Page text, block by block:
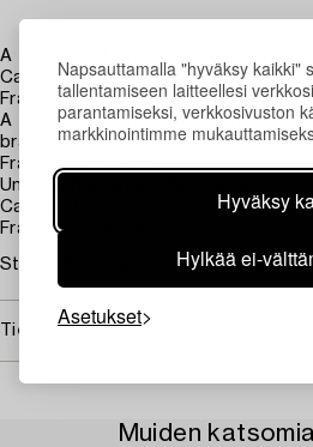
Napsauttamalla "hyväksy kaikki"
tallentamiseen laitteellesi
parantamiseksi, verkkosivuston
markkinointimme
Hyväksy
Hylkää ei-
Asetukset
A follower of Zhao Shao'ang (1905-
Calligraphy and two seals in red.
Frame 43 x 43 cm.
A follower of Zhao Shao'ang (1905-
branch. Calligraphy and two seals in
Frame 43 x 43 cm.
Unidentified artist, Two fluttering
Calligraphy and one seal in red.
Frame 52 x 42 cm.
Stains. Not examined out of frames.
Tietoa ostamisesta
Muiden